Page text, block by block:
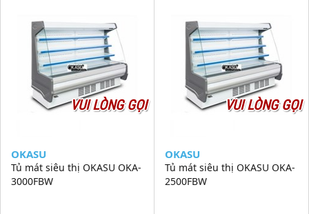
VUI LÒNG GỌI
OKASU
Tủ mát siêu thị OKASU OKA-
3000FBW
VUI LÒNG GỌI
OKASU
Tủ mát siêu thị OKASU OKA-
2500FBW